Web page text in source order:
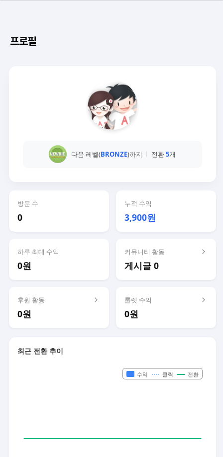
프로필
다음 레벨(BRONZE)까지 전환5개
방문 수
0
누적 수익
3,900원
하루 최대 수익
0원
커뮤니티 활동
게시글 0
후원 활동
0원
룰렛 수익
0원
최근 전환 추이